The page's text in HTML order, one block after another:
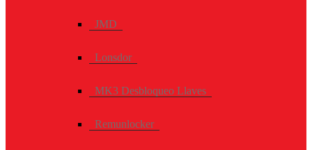
JMD
Lonsdor
MK3 Desbloqueo Llaves
Remunlocker